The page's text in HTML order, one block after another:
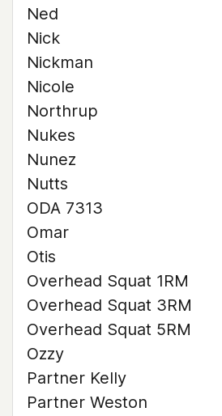
Ned
Nick
Nickman
Nicole
Northrup
Nukes
Nunez
Nutts
ODA 7313
Omar
Otis
Overhead Squat 1RM
Overhead Squat 3RM
Overhead Squat 5RM
Ozzy
Partner Kelly
Partner Weston